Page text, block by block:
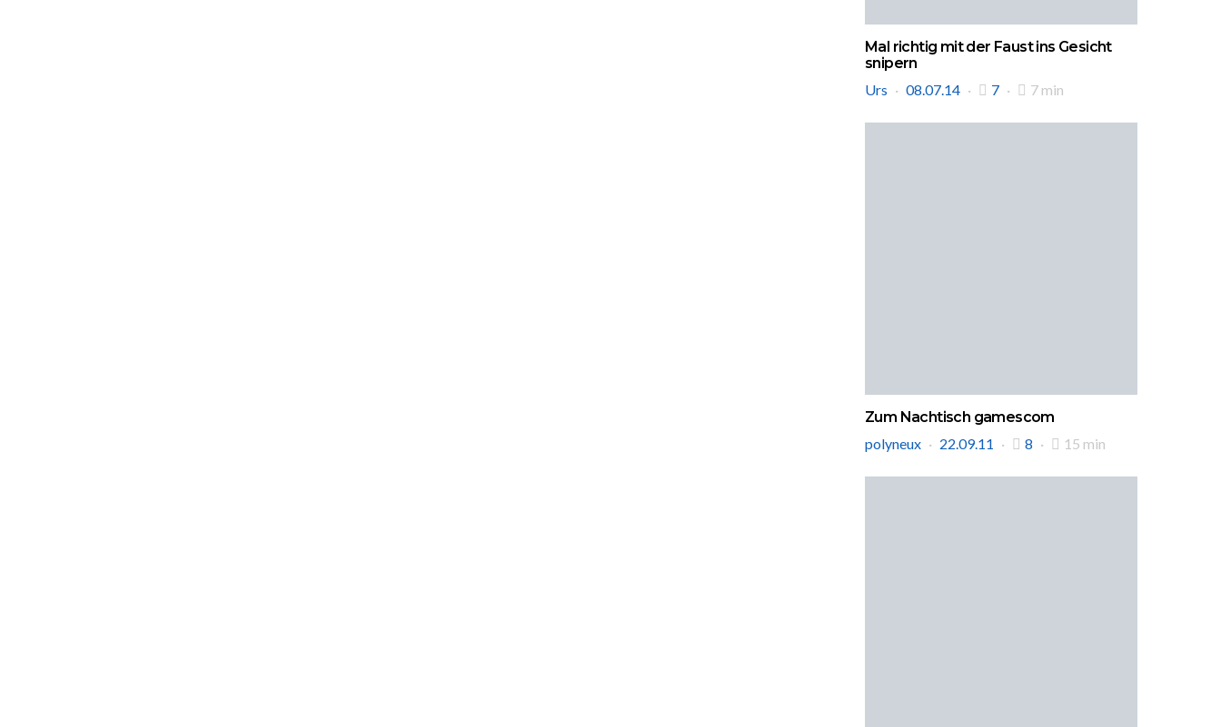
Mal richtig mit der Faust ins Gesicht
snipern
Urs
08.07.14 7 7 min
Zum Nachtisch gamescom
polyneux
22.09.11 8 15 min